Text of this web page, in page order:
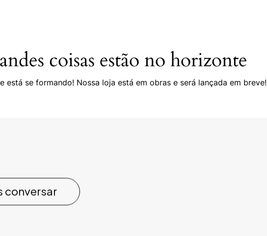
coisas estão no horizonte
está se formando! Nossa loja está em obras e será lançada em breve!
conversar